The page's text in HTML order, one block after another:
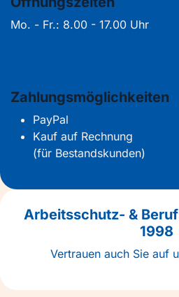
Mo. - Fr.: 8.00 - 17.00 Uhr
Zahlungsmöglichkeiten
PayPal
Kauf auf Rechnung
(für Bestandskunden)
Arbeitsschutz- &
1998
Vertrauen auch Sie auf